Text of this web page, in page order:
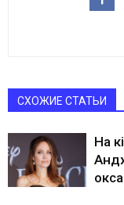
СХОЖИЕ СТАТЬИ
На